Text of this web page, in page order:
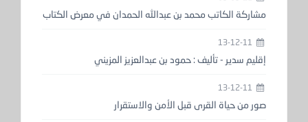
مشاركة الكاتب محمد بن عبدالله الحمدان في معرض الكتاب
إقليم سدير - تأليف : حمود بن عبدالعزيز المزيني
صور من حياة القرى قبل الأمن والاستقرار